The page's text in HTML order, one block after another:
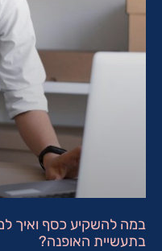
במה להשקיע כסף ואיך
בתעשיית האופנה?